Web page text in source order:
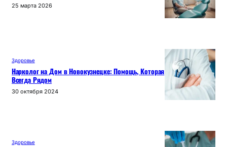
25 марта 2026
Здоровье
Нарколог на Дом в Новокузнецке: Помощь, Которая
Всегда Рядом
30 октября 2024
Здоровье